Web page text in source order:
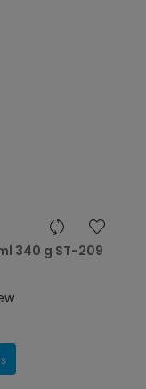
340 g ST-209